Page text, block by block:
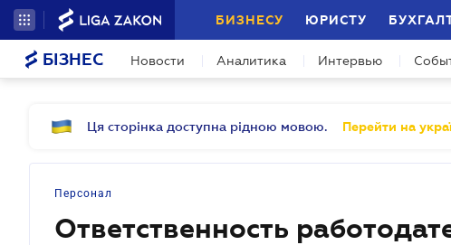
БИЗНЕСУ ЮРИСТУ
БІЗНЕС Новости Аналитика Интервью
Ця сторінка доступна рідною мовою. Перейти на
Персонал
Ответственность